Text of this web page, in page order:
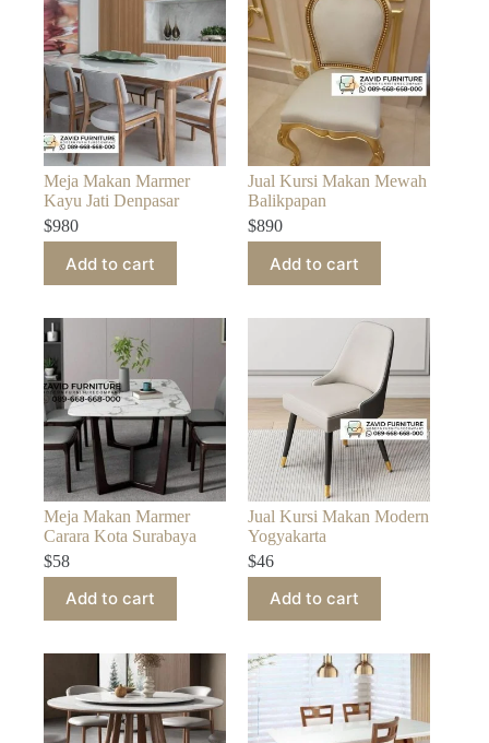
Meja Makan Marmer
Kayu Jati Denpasar
$980
Add to cart
Jual Kursi Makan Mewah
Balikpapan
$890
Add to cart
Meja Makan Marmer
Carara Kota Surabaya
$58
Add to cart
Jual Kursi Makan Modern
Yogyakarta
$46
Add to cart